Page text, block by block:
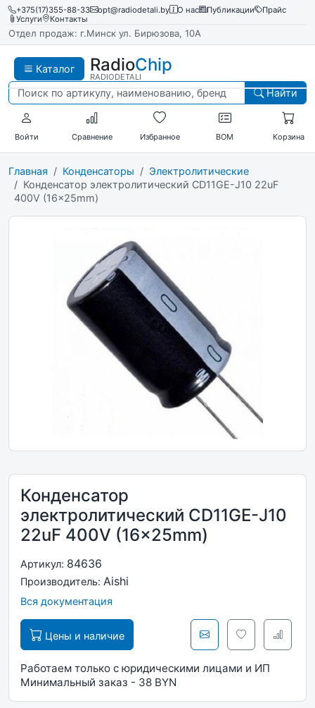
+375(17)355-88-33 opt@radiodetali.by О нас Публикации
Прайс
Услуги
Контакты
Отдел продаж: г.Минск ул. Бирюзова, 10А
Каталог RadioChip
RADIODETALI
Найти
Войти Сравнение Избранное BOM Корзина
Главная Конденсаторы
Электролитические
Конденсатор электролитический CD11GE-J10 22uF
400V (16x25mm)
Конденсатор
электролитический CD11GE-J10
22uF 400V (16x25mm)
Артикул: 84636
Производитель: Aishi
Вся документация
Цены и наличие
Работаем только с юридическими лицами и ИП
Минимальный заказ - 38 BYN